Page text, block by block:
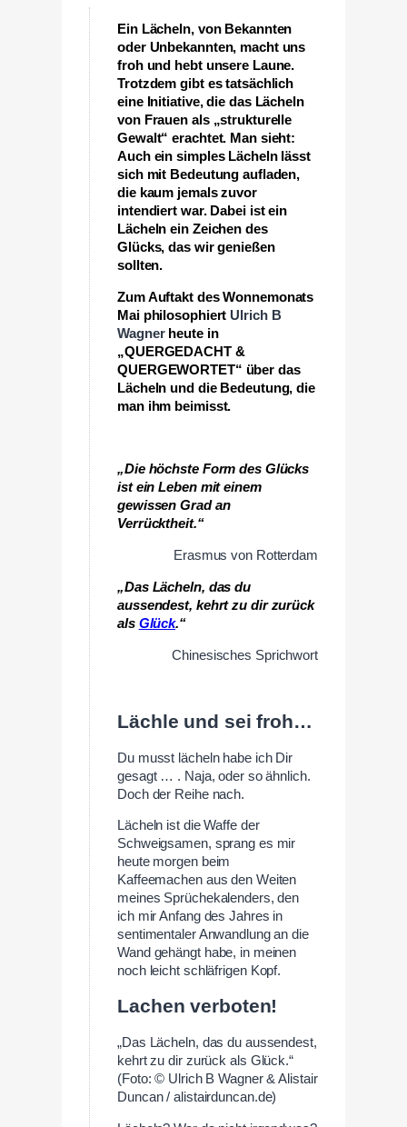
Ein Lächeln, von Bekannten
oder Unbekannten, macht uns
froh und hebt unsere Laune.
Trotzdem gibt es tatsächlich
eine Initiative, die das Lächeln
von Frauen als „strukturelle
Gewalt“ erachtet. Man sieht:
Auch ein simples Lächeln lässt
sich mit Bedeutung aufladen,
die kaum jemals zuvor
intendiert war. Dabei ist ein
Lächeln ein Zeichen des
Glücks, das wir genießen
sollten.
Zum Auftakt des Wonnemonats
Mai philosophiert Ulrich B
Wagner heute in
„QUERGEDACHT &
QUERGEWORTET“ über das
Lächeln und die Bedeutung, die
man ihm beimisst.
„Die höchste Form des Glücks
ist ein Leben mit einem
gewissen Grad an
Verrücktheit.“
Erasmus von Rotterdam
„Das Lächeln, das du
aussendest, kehrt zu dir zurück
als Glück.“
Chinesisches Sprichwort
Lächle und sei froh…
Du musst lächeln habe ich Dir
gesagt … . Naja, oder so ähnlich.
Doch der Reihe nach.
Lächeln ist die Waffe der
Schweigsamen, sprang es mir
heute morgen beim
Kaffeemachen aus den Weiten
meines Sprüchekalenders, den
ich mir Anfang des Jahres in
sentimentaler Anwandlung an die
Wand gehängt habe, in meinen
noch leicht schläfrigen Kopf.
Lachen verboten!
„Das Lächeln, das du aussendest,
kehrt zu dir zurück als Glück.“
(Foto: © Ulrich B Wagner & Alistair
Duncan / alistairduncan.de)